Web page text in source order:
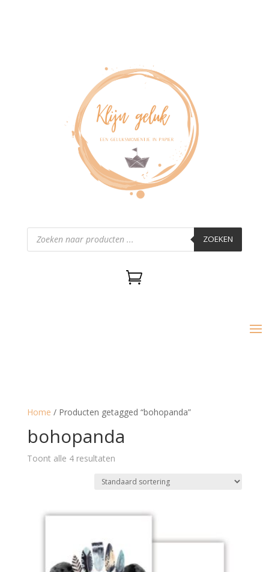
Producten
zoeken ZOEKEN

Home / Producten getagged “bohopanda”
bohopanda
Toont alle 4 resultaten